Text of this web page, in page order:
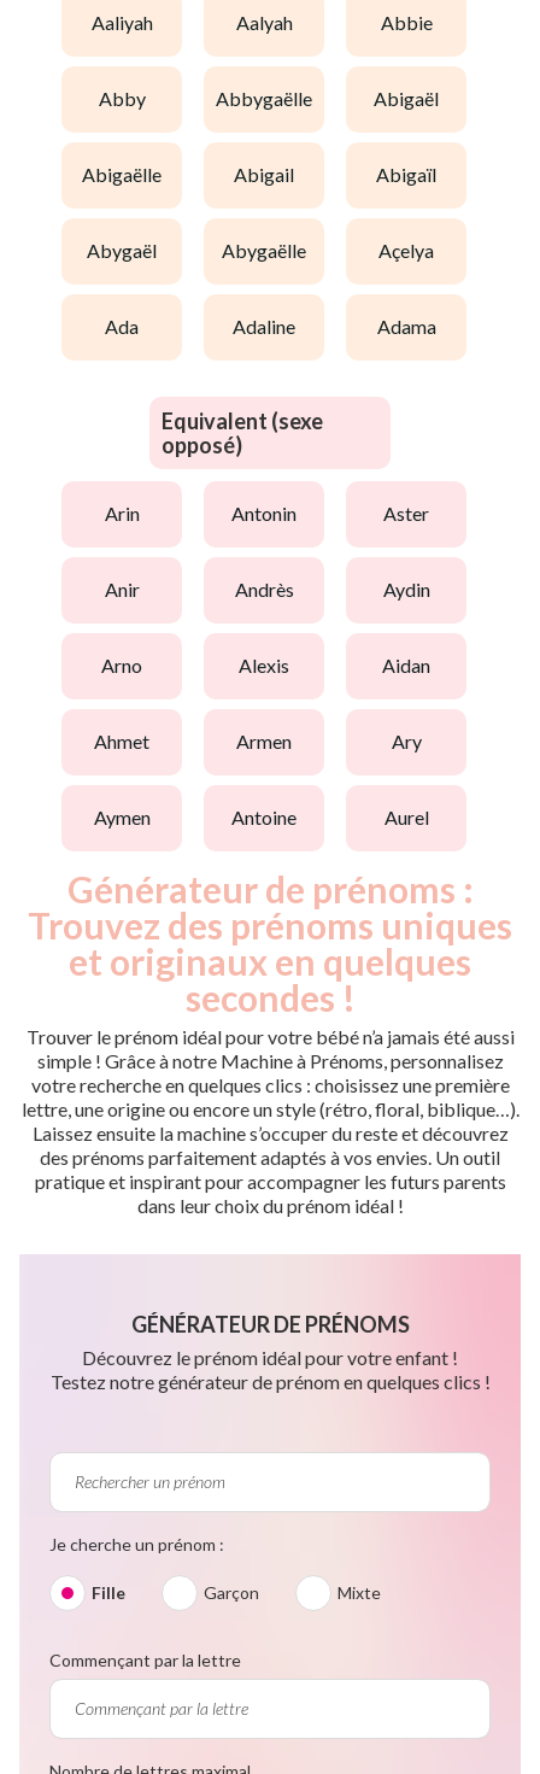
aaliyah aalyah abbie
abby abbygaëlle abigaël
abigaëlle abigail abigaïl
abygaël abygaëlle açelya
ada adaline adama
Equivalent (sexe
opposé)
arin antonin aster
anir andrès aydin
arno alexis aidan
ahmet armen ary
aymen antoine aurel
Générateur de prénoms :
Trouvez des prénoms uniques
et originaux en quelques
secondes !
Trouver le prénom idéal pour votre bébé n’a jamais été aussi
simple ! Grâce à notre Machine à Prénoms, personnalisez
votre recherche en quelques clics : choisissez une première
lettre, une origine ou encore un style (rétro, floral, biblique…).
Laissez ensuite la machine s’occuper du reste et découvrez
des prénoms parfaitement adaptés à vos envies. Un outil
pratique et inspirant pour accompagner les futurs parents
dans leur choix du prénom idéal !
GÉNÉRATEUR DE PRÉNOMS
Découvrez le prénom idéal pour votre enfant !
Testez notre générateur de prénom en quelques clics !
Je cherche un prénom :
Fille Garçon Mixte
Commençant par la lettre